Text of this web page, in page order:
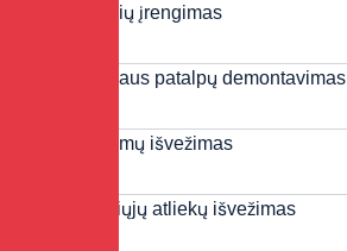
Kelių įrengimas
Vidaus patalpų demontavimas
Kelmų išvežimas
Žaliųjų atliekų išvežimas